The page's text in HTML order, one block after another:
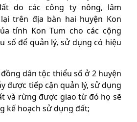
do các công ty nông, lâm
trên địa bàn hai huyện Kon
tỉnh Kon Tum cho các cộng
số để quản lý, sử dụng có hiệu
dân tộc thiểu số ở 2 huyện
được tiếp cận quản lý, sử dụng
và rừng được giao từ đó họ sẽ
kế hoạch sử dụng đất;